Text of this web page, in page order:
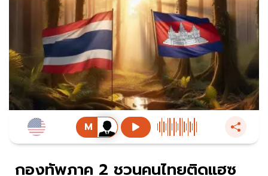
กองทัพภาค 2 ชวนคนไทยติดแฮซ